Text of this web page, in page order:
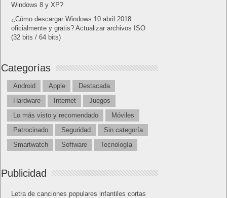
Windows 8 y XP?
¿Cómo descargar Windows 10 abril 2018
oficialmente y gratis? Actualizar archivos ISO
(32 bits / 64 bits)
Categorías
Android Apple
Destacada
Hardware
Internet
Juegos
Lo más visto y recomendado
Móviles
Patrocinado
Seguridad
Sin categoría
Smartwatch
Software Tecnología
Publicidad
Letra de canciones populares infantiles cortas